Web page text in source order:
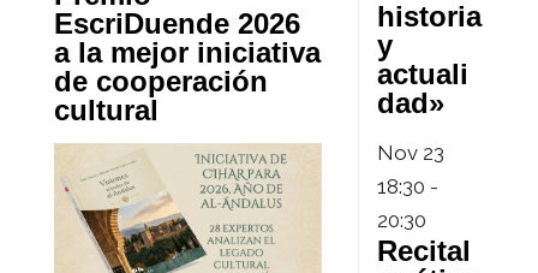
EscriDuende 2026
a la mejor iniciativa
de cooperación
cultural
historia
y
actuali
dad»
Nov 23
18:30 -
20:30
Recital